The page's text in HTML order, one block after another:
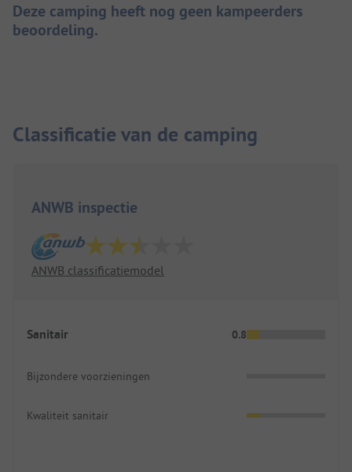
Deze camping heeft nog geen kampeerders
beoordeling.
Classificatie van de camping
ANWB inspectie
ANWB classificatiemodel
Sanitair 0.8
Bijzondere voorzieningen
Kwaliteit sanitair